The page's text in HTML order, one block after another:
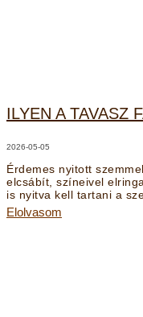
ILYEN A TAVASZ
2026-05-05
Érdemes nyitott
elcsábít, színeivel
is nyitva kell tartani a
Elolvasom